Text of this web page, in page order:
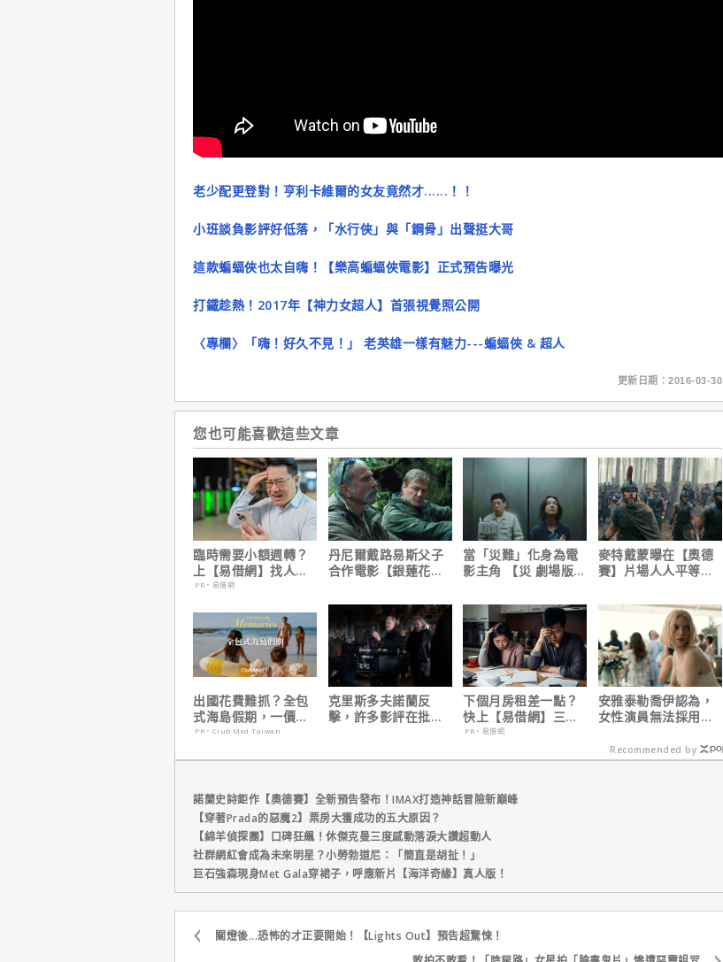
老少配更登對！亨利卡維爾的女友竟然才......！！
小班談負影評好低落，「水行俠」與「鋼骨」出聲挺大哥
這款蝙蝠俠也太自嗨！【樂高蝙蝠俠電影】正式預告曝光
打鐵趁熱！2017年【神力女超人】首張視覺照公開
〈專欄〉「嗨！好久不見！」 老英雄一樣有魅力---蝙蝠俠 & 超人
更新日期：2016-03-30
您也可能喜歡這些文章
臨時需要小額週轉？
上【易借網】找人
幫！資金快速到位
PR・易借網
丹尼爾戴路易斯父子
合作電影【銀蓮花】
播推薦
當「災難」化身為電
影主角 【災 劇場版】
麥特戴蒙曝在【奧德
賽】片場人人平等，
出國花費難抓？全包
式海島假期，一價搞
定食宿玩樂，省錢更
PR・Club Med Taiwan
克里斯多夫諾蘭反
擊，許多影評在批評
下個月房租差一點？
快上【易借網】三分
鐘解決燃眉之急
PR・易借網
安雅泰勒喬伊認為，
女性演員無法採用方
Recommended by
諾蘭史詩鉅作【奧德賽】全新預告發布！IMAX打造神話冒險新巔峰
【穿著Prada的惡魔2】票房大獲成功的五大原因？
【綿羊偵探團】口碑狂飆！休傑克曼三度感動落淚大讚超動人
社群網紅會成為未來明星？小勞勃道尼：「簡直是胡扯！」
巨石強森現身Met Gala穿裙子，呼應新片【海洋奇緣】真人版！
關燈後...恐怖的才正要開始！【Lights Out】預告超驚悚！